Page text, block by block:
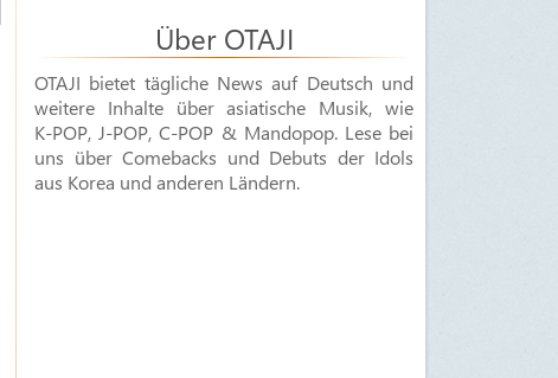
Über OTAJI
OTAJI bietet tägliche News auf Deutsch und
weitere Inhalte über asiatische Musik, wie
K-POP, J-POP,C-POP & Mandopop. Lese bei
uns über Comebacks und Debuts der Idols
aus Korea und anderen Ländern.